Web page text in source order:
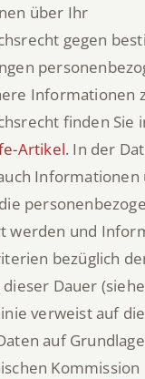
über Ihr
gegen
Informationen
finden Sie
Artikel. In der
Informationen
werden und
bezüglich
Dauer
verweist auf
auf
Kommission